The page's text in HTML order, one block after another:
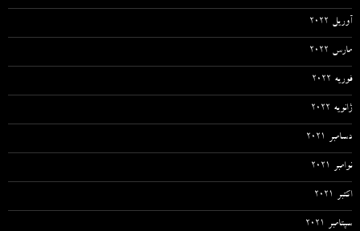
آوریل 2022
مارس 2022
فوریه 2022
ژانویه 2022
دسامبر 2021
نوامبر 2021
اکتبر 2021
سپتامبر 2021